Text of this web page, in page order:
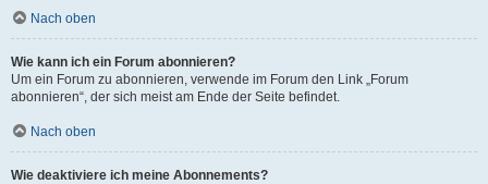
Nach oben
Wie kann ich ein Forum abonnieren?
Um ein Forum zu abonnieren, verwende im Forum den Link „Forum
abonnieren“, der sich meist am Ende der Seite befindet.
Nach oben
Wie deaktiviere ich meine Abonnements?